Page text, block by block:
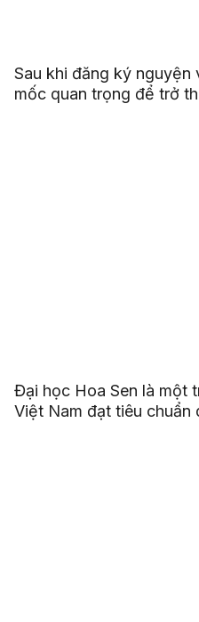
Sau khi đăng ký
mốc quan trọng để trở
Đại học Hoa Sen là một
Việt Nam đạt tiêu chuẩn